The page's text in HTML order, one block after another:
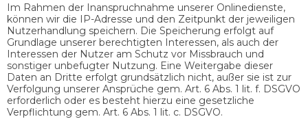
Im Rahmen der Inanspruchnahme unserer Onlinedienste,
können wir die IP-Adresse und den Zeitpunkt der jeweiligen
Nutzerhandlung speichern. Die Speicherung erfolgt auf
Grundlage unserer berechtigten Interessen, als auch der
Interessen der Nutzer am Schutz vor Missbrauch und
sonstiger unbefugter Nutzung. Eine Weitergabe dieser
Daten an Dritte erfolgt grundsätzlich nicht, außer sie ist zur
Verfolgung unserer Ansprüche gem. Art. 6 Abs. 1 lit. f. DSGVO
erforderlich oder es besteht hierzu eine gesetzliche
Verpflichtung gem. Art. 6 Abs. 1 lit. c. DSGVO.